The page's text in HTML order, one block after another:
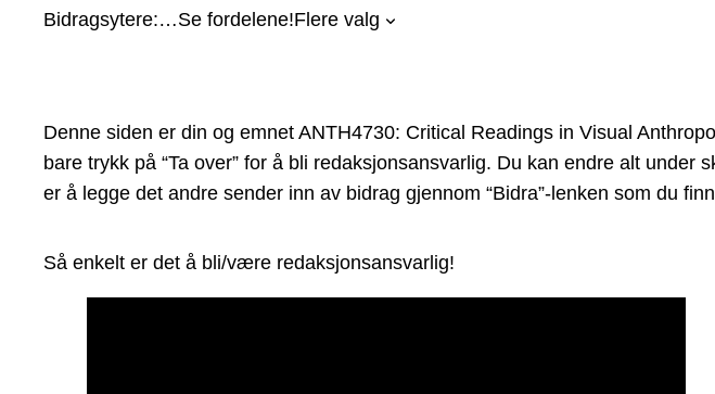
Bidragsytere:…Se fordelene!Flere valg
Denne siden er din og emnet ANTH4730: Critical Readings in Visual
bare trykk på “Ta over” for å bli redaksjonsansvarlig. Du kan endre alt
er å legge det andre sender inn av bidrag gjennom “Bidra”-lenken som du
Så enkelt er det å bli/være redaksjonsansvarlig!